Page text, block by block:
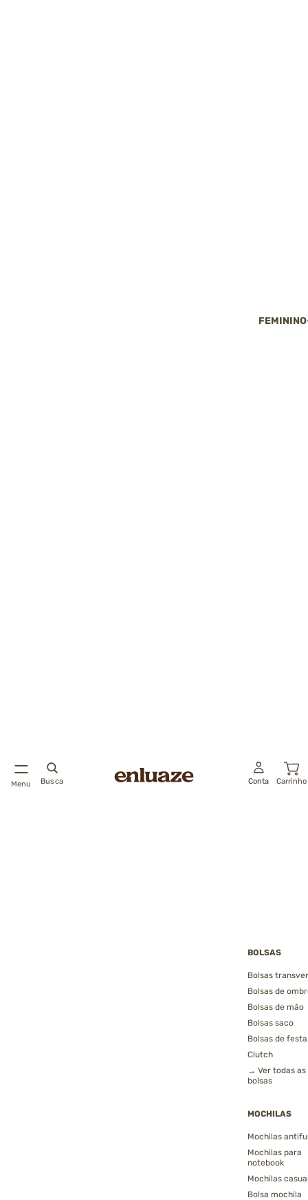
Menu Busca
FEMININO
BOLSAS
Bolsas
Bolsas de
Bolsas de mão
Bolsas saco
Bolsas de festa
Clutch
→ Ver todas as
bolsas
MOCHILAS
Mochilas
Mochilas para
notebook
Mochilas
Bolsa mochila
Conta Carrinho